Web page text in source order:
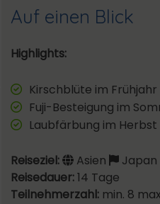
Auf einen Blick
Highlights:
Kirschblüte im Frühjahr
Fuji-Besteigung im
Laubfärbung im Herbst
Reiseziel: Asien
Japan
Reisedauer:14 Tage
Teilnehmerzahl: min. 8